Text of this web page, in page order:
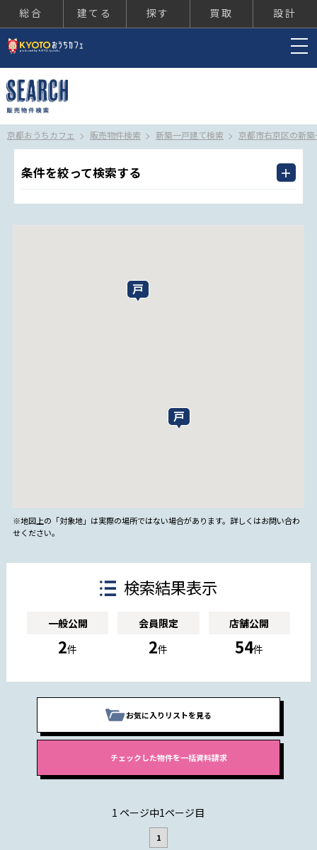
総合 建てる 探す 買取 設計
京都おうちカフェ 販売物件検索 新築一戸建て検索 京都市右京区の新
条件を絞って検索する
※地図上の「対象地」は実際の場所ではない場合があります。詳しくはお問い合わ
せください。
検索結果表示
一般公開
2件
会員限定
2件
店舗公開
54件
お気に入りリストを見る
1 ページ中1ページ目
1